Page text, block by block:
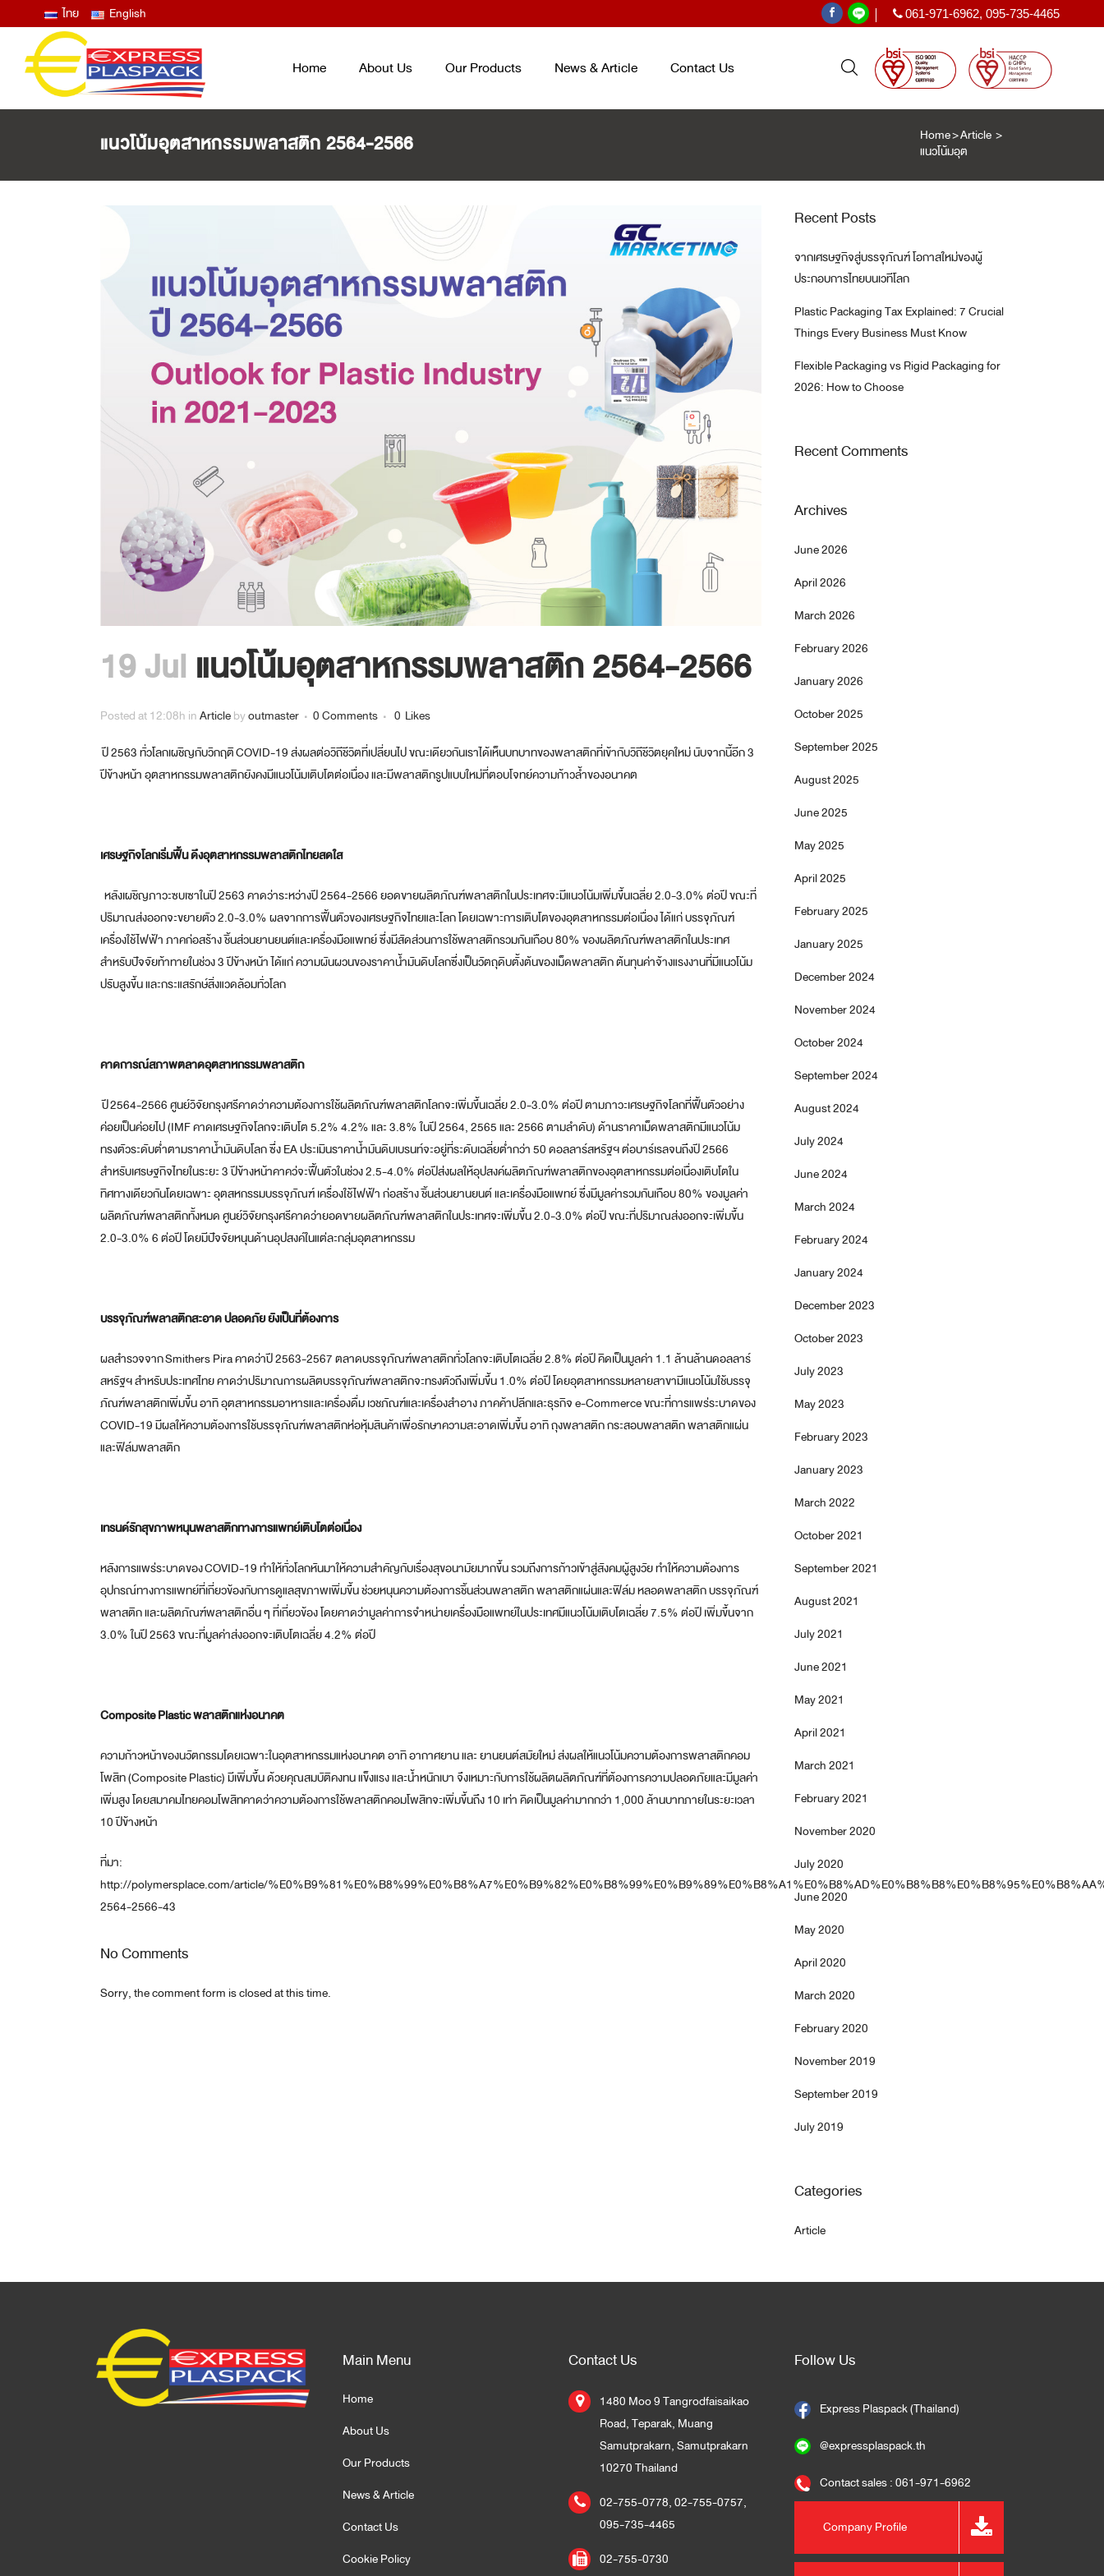
ไทย English 061-971-6962,095-735-4465
Home About Us Our Products
ฟิล์มบน ฟิล์มล่าง สำหรับงานเทอร์โม
LAMINATED BAG / POUCH /
RETORT
ถุงพลาสติกสุญญากาศ ซองก้นตั้ง ซอง
GRAVURE PRINT FOR LABEL
งานสิ่งพิมพ์บนฟิล์ม 8 สี
CONTAINER
ถาดและกล่องสำหรับบรรจุอาหาร
PLASTIC CUP AND BOWL FOR
แก้วและชามสำหรับบรรจุเครื่องดื่ม
อาหาร ENTERPACKTM
เกาหลี) PACKAGING SET (KOREA)
ฟิล์มหด PE
News & Article Contact Us
แนวโน้มอุตสาหกรรมพลาสติก 2564-2566 Home>Article >
แนวโน้มอุตสาหกรรมพลาสติก 2564-
19 Jul แนวโน้มอุตสาหกรรมพลาสติก 2564-2566
Posted at 12:08h inArticlebyoutmaster 0 Comments 0 Likes
ปี 2563 ทั่วโลกเผชิญกับวิกฤติCOVID-19 ส่งผลต่อวิถีชีวิตที่เปลี่ยนไป ขณะเดียวกันเราได้เห็นบทบาทของพลาสติกที่เข้ากับวิถีชีวิตยุคใหม่ นับจากนี้อีก 3
ปีข้างหน้า อุตสาหกรรมพลาสติกยังคงมีแนวโน้มเติบโตต่อเนื่อง และมีพลาสติกรูปแบบใหม่ที่ตอบโจทย์ความก้าวล้ำของอนาคต
เศรษฐกิจโลกเริ่มฟื้น ดึงอุตสาหกรรมพลาสติกไทยสดใส
หลังเผชิญภาวะซบเซาในปี 2563 คาดว่าระหว่างปี 2564-2566 ยอดขายผลิตภัณฑ์พลาสติกในประเทศจะมีแนวโน้มเพิ่มขึ้นเฉลี่ย 2.0-3.0% ต่อปี ขณะที่
ปริมาณส่งออกจะขยายตัว 2.0-3.0% ผลจากการฟื้นตัวของเศรษฐกิจไทยและโลก โดยเฉพาะการเติบโตของอุตสาหกรรมต่อเนื่อง ได้แก่ บรรจุภัณฑ์
เครื่องใช้ไฟฟ้า ภาคก่อสร้าง ชิ้นส่วนยานยนต์และเครื่องมือแพทย์ ซึ่งมีสัดส่วนการใช้พลาสติกรวมกันเกือบ 80% ของผลิตภัณฑ์พลาสติกในประเทศ
สำหรับปัจจัยท้าทายในช่วง 3 ปีข้างหน้า ได้แก่ ความผันผวนของราคาน้ำมันดิบโลกซึ่งเป็นวัตถุดิบตั้งต้นของเม็ดพลาสติก ต้นทุนค่าจ้างแรงงานที่มีแนวโน้ม
ปรับสูงขึ้น และกระแสรักษ์สิ่งแวดล้อมทั่วโลก
คาดการณ์สภาพตลาดอุตสาหกรรมพลาสติก
ปี2564-2566 ศูนย์วิจัยกรุงศรีคาดว่าความต้องการใช้ผลิตภัณฑ์พลาสติกโลกจะเพิ่มขึ้นเฉลี่ย 2.0-3.0% ต่อปี ตามภาวะเศรษฐกิจโลกที่ฟื้นตัวอย่าง
ค่อยเป็นค่อยไป (IMF คาดเศรษฐกิจโลกจะเติบโต 5.2% 4.2% และ 3.8% ในปี 2564, 2565 และ 2566 ตามลำดับ) ด้านราคาเม็ดพลาสติกมีแนวโน้ม
ทรงตัวระดับต่ำตามราคาน้ำมันดิบโลก ซึ่ง EA ประเมินราคาน้ำมันดิบเบรนท์จะอยู่ที่ระดับเฉลี่ยต่ำกว่า 50 ดอลลาร์สหรัฐฯ ต่อบาร์เรลจนถึงปี 2566
สำหรับเศรษฐกิจไทยในระยะ 3 ปีข้างหน้าคาคว่จะฟื้นตัวในช่วง 2.5-4.0% ต่อปีส่งผลให้อุปสงค์ผลิตภัณฑ์พลาสติกของอุตสาหกรรมต่อเนื่องเติบโตใน
ทิศทางเดียวกันโดยเฉพาะ อุตสหกรรมบรรจุภัณฑ์ เครื่องใช้ไฟฟ้า ก่อสร้าง ชิ้นส่วนยานยนต์ และเครื่องมือแพทย์ ซึ่งมีมูลค่ารวมกันเกือบ 80% ของมูลค่า
ผลิตภัณฑ์พลาสติกทั้งหมด ศูนย์วิจัยกรุงศรีคาดว่ายอดขายผลิตภัณฑ์พลาสติกในประเทศจะเพิ่มขึ้น 2.0-3.0% ต่อปี ขณะที่ปริมาณส่งออกจะเพิ่มขึ้น
2.0-3.0% 6 ต่อปี โดยมีปัจจัยหนุนด้านอุปสงค์ในแต่ละกลุ่มอุตสาหกรรม
บรรจุภัณฑ์พลาสติกสะอาด ปลอดภัย ยังเป็นที่ต้องการ
ผลสำรวจจากSmithers Pira คาดว่าปี 2563-2567 ตลาดบรรจุภัณฑ์พลาสติกทั่วโลกจะเติบโตเฉลี่ย 2.8% ต่อปี คิดเป็นมูลค่า 1.1 ล้านล้านดอลลาร์
สหรัฐฯ สำหรับประเทศไทย คาดว่าปริมาณการผลิตบรรจุภัณฑ์พลาสติกจะทรงตัวถึงเพิ่มขึ้น 1.0% ต่อปี โดยอุตสาหกรรมหลายสาขามีแนวโน้มใช้บรรจุ
ภัณฑ์พลาสติกเพิ่มขึ้น อาทิ อุตสาหกรรมอาหารและเครื่องดื่ม เวชภัณฑ์และเครื่องสำอาง ภาคค้าปลีกและธุรกิจ e-Commerce ขณะที่การแพร่ระบาดของ
COVID-19 มีผลให้ความต้องการใช้บรรจุภัณฑ์พลาสติกห่อหุ้มสินค้าเพื่อรักษาความสะอาดเพิ่มขึ้น อาทิ ถุงพลาสติก กระสอบพลาสติก พลาสติกแผ่น
และฟิล์มพลาสติก
เทรนด์รักสุขภาพหนุนพลาสติกทางการแพทย์เติบโตต่อเนื่อง
หลังการแพร่ระบาดของCOVID-19 ทำให้ทั่วโลกหันมาให้ความสำคัญกับเรื่องสุขอนามัยมากขึ้น รวมถึงการก้าวเข้าสู่สังคมผู้สูงวัย ทำให้ความต้องการ
อุปกรณ์ทางการแพทย์ที่เกี่ยวข้องกับการดูแลสุขภาพเพิ่มขึ้น ช่วยหนุนความต้องการชิ้นส่วนพลาสติก พลาสติกแผ่นและฟิล์ม หลอดพลาสติก บรรจุภัณฑ์
พลาสติก และผลิตภัณฑ์พลาสติกอื่น ๆ ที่เกี่ยวข้อง โดยคาดว่ามูลค่าการจำหน่ายเครื่องมือแพทย์ในประเทศมีแนวโน้มเติบโตเฉลี่ย 7.5% ต่อปี เพิ่มขึ้นจาก
3.0% ในปี 2563 ขณะที่มูลค่าส่งออกจะเติบโตเฉลี่ย 4.2% ต่อปี
Composite Plastic พลาสติกแห่งอนาคต
ความก้าวหน้าของนวัตกรรมโดยเฉพาะในอุตสาหกรรมแห่งอนาคต อาทิ อากาศยาน และ ยานยนต์สมัยใหม่ ส่งผลให้แนวโน้มความต้องการพลาสติกคอม
โพสิท (Composite Plastic) มีเพิ่มขึ้น ด้วยคุณสมบัติคงทน แข็งแรง และน้ำหนักเบา จึงเหมาะกับการใช้ผลิตผลิตภัณฑ์ที่ต้องการความปลอดภัยและมีมูลค่า
เพิ่มสูง โดยสมาคมไทยคอมโพสิทคาดว่าความต้องการใช้พลาสติกคอมโพสิทจะเพิ่มขึ้นถึง 10 เท่า คิดเป็นมูลค่ามากกว่า 1,000 ล้านบาทภายในระยะเวลา
10 ปีข้างหน้า
ที่มา:
http://polymersplace.com/article/
2564-2566-43
No Comments
Sorry, the comment form is closed at this time.
Recent Posts
จากเศรษฐกิจสู่บรรจุภัณฑ์ โอกาสใหม่ของผู้
ประกอบการไทยบนเวทีโลก
Plastic Packaging Tax Explained: 7 Crucial
Things Every Business Must Know
Flexible Packaging vs Rigid Packaging for
2026: How to Choose
Recent Comments
Archives
June 2026
April 2026
March 2026
February 2026
January 2026
October 2025
September 2025
August 2025
June 2025
May 2025
April 2025
February 2025
January 2025
December 2024
November 2024
October 2024
September 2024
August 2024
July 2024
June 2024
March 2024
February 2024
January 2024
December 2023
October 2023
July 2023
May 2023
February 2023
January 2023
March 2022
October 2021
September 2021
August 2021
July 2021
June 2021
May 2021
April 2021
March 2021
February 2021
November 2020
July 2020
June 2020
May 2020
April 2020
March 2020
February 2020
November 2019
September 2019
July 2019
Categories
Article
Main Menu
Home
About Us
Our Products
News & Article
Contact Us
Cookie Policy
Contact Us
1480 Moo 9 Tangrodfaisaikao
Road, Teparak, Muang
Samutprakarn, Samutprakarn
10270 Thailand
02-755-0778,02-755-0757,
095-735-4465
02-755-0730
Follow Us
Express Plaspack (Thailand)
@expressplaspack.th
Contact sales : 061-971-6962
Company Profile